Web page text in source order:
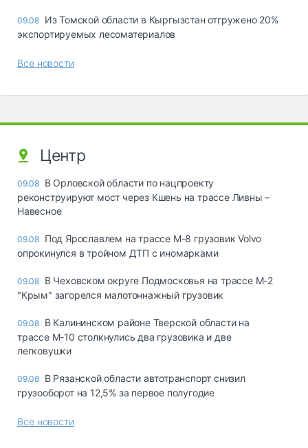
09.08 Из Томской области в Кыргызстан отгружено 20%
экспортируемых лесоматериалов
Все новости
Центр
09.08 В Орловской области по нацпроекту
реконструируют мост через Кшень на трассе Ливны –
Навесное
09.08 Под Ярославлем на трассе М-8 грузовик Volvo
опрокинулся в тройном ДТП с иномарками
09.08 В Чеховском округе Подмосковья на трассе М-2
"Крым" загорелся малотоннажный грузовик
09.08 В Калининском районе Тверской области на
трассе М-10 столкнулись два грузовика и две
легковушки
09.08 В Рязанской области автотранспорт снизил
грузооборот на 12,5% за первое полугодие
Все новости